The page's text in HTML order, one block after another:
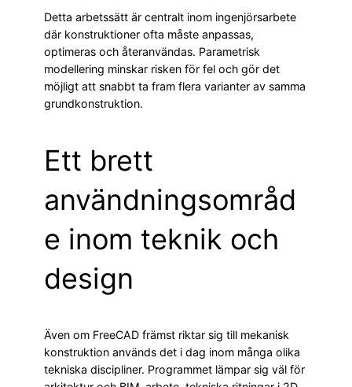
Detta arbetssätt är centralt inom ingenjörsarbete
där konstruktioner ofta måste anpassas,
optimeras och återanvändas. Parametrisk
modellering minskar risken för fel och gör det
möjligt att snabbt ta fram flera varianter av samma
grundkonstruktion.
Ett brett
användningsområd
e inom teknik och
design
Även om FreeCAD främst riktar sig till mekanisk
konstruktion används det i dag inom många olika
tekniska discipliner. Programmet lämpar sig väl för